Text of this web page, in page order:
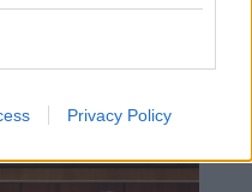
Privacy Policy